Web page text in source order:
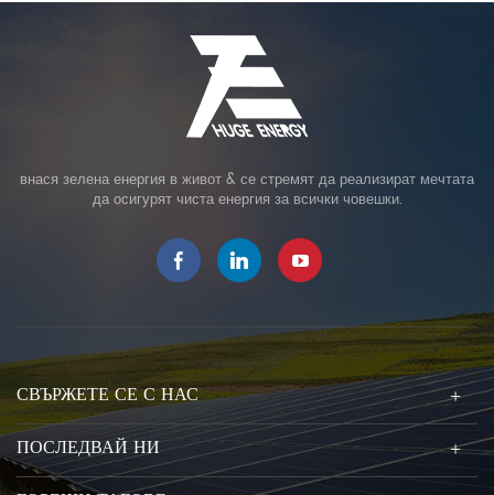
внася зелена енергия в живот & се стремят да реализират мечтата
да осигурят чиста енергия за всички човешки.
СВЪРЖЕТЕ СЕ С НАС
ПОСЛЕДВАЙ НИ